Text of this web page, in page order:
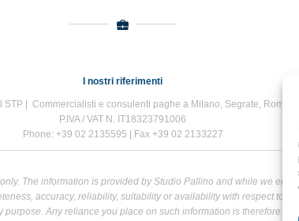
I nostri riferimenti
STP | Commercialisti e consulenti paghe a Milano, Segrate, Roma e
P.IVA / VAT N. IT18323791006
Phone: +39 02 2135595 | Fax +39 02 2133227
The information is provided by Studio Pallino and while we
accuracy, reliability, suitability or availability with respect to
purpose. Any reliance you place on such information is therefore